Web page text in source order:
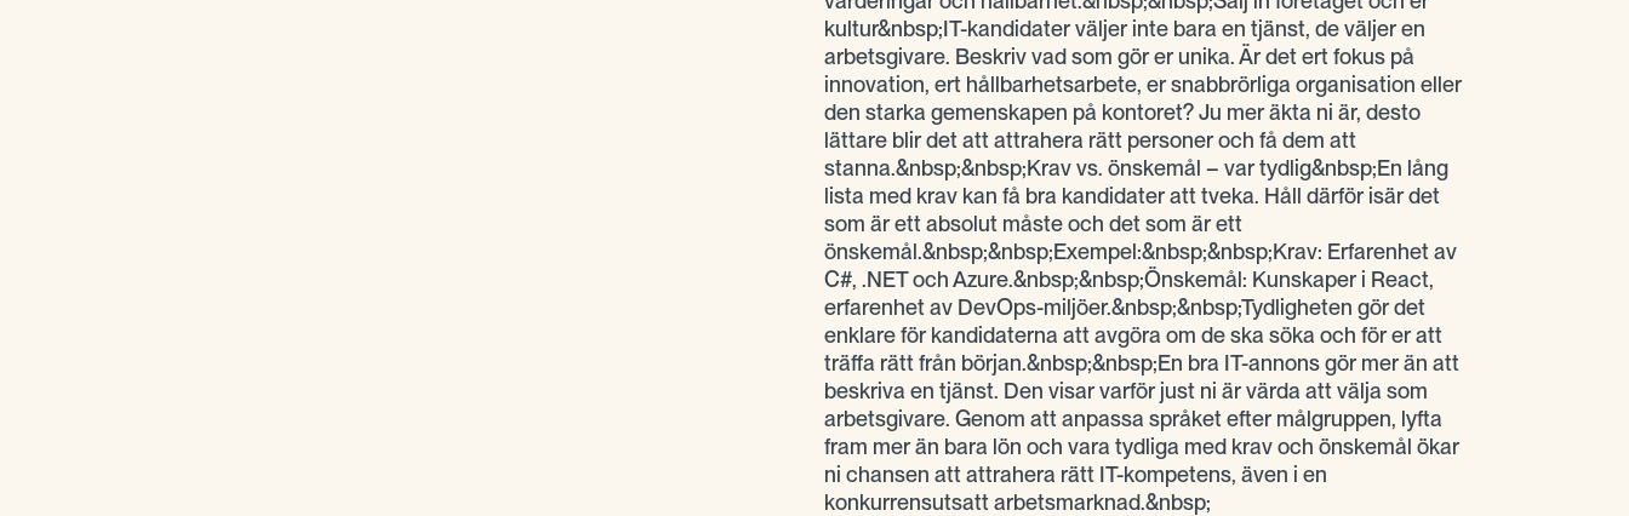
kultur&nbsp;IT-kandidater väljer inte bara en tjänst, de väljer en
arbetsgivare. Beskriv vad som gör er unika. Är det ert fokus på
innovation, ert hållbarhetsarbete, er snabbrörliga organisation eller
den starka gemenskapen på kontoret? Ju mer äkta ni är, desto
lättare blir det att attrahera rätt personer och få dem att
stanna.&nbsp;&nbsp;Krav vs. önskemål – var tydlig&nbsp;En lång
lista med krav kan få bra kandidater att tveka. Håll därför isär det
som är ett absolut måste och det som är ett
önskemål.&nbsp;&nbsp;Exempel:&nbsp;&nbsp;Krav: Erfarenhet av
C#, .NET och Azure.&nbsp;&nbsp;Önskemål: Kunskaper i React,
erfarenhet av DevOps-miljöer.&nbsp;&nbsp;Tydligheten gör det
enklare för kandidaterna att avgöra om de ska söka och för er att
träffa rätt från början.&nbsp;&nbsp;En bra IT-annons gör mer än att
beskriva en tjänst. Den visar varför just ni är värda att välja som
arbetsgivare. Genom att anpassa språket efter målgruppen, lyfta
fram mer än bara lön och vara tydliga med krav och önskemål ökar
ni chansen att attrahera rätt IT-kompetens, även i en
konkurrensutsatt arbetsmarknad.&nbsp;